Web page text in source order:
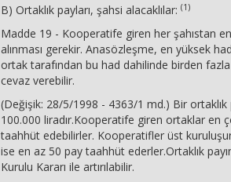
B) Ortaklık payları, şahsi alacaklılar: (1)
Madde 19 - Kooperatife giren her şahıstan
alınması gerekir. Anasözleşme, en yüksek
ortak tarafından bu had dahilinde birden fazla
cevaz verebilir.
(Değişik: 28/5/1998 - 4363/1 md.) Bir ortaklık
100.000 liradır.Kooperatife giren ortaklar en
taahhüt edebilirler. Kooperatifler üst
ise en az 50 pay taahhüt ederler.Ortaklık
Kurulu Kararı ile artırılabilir.